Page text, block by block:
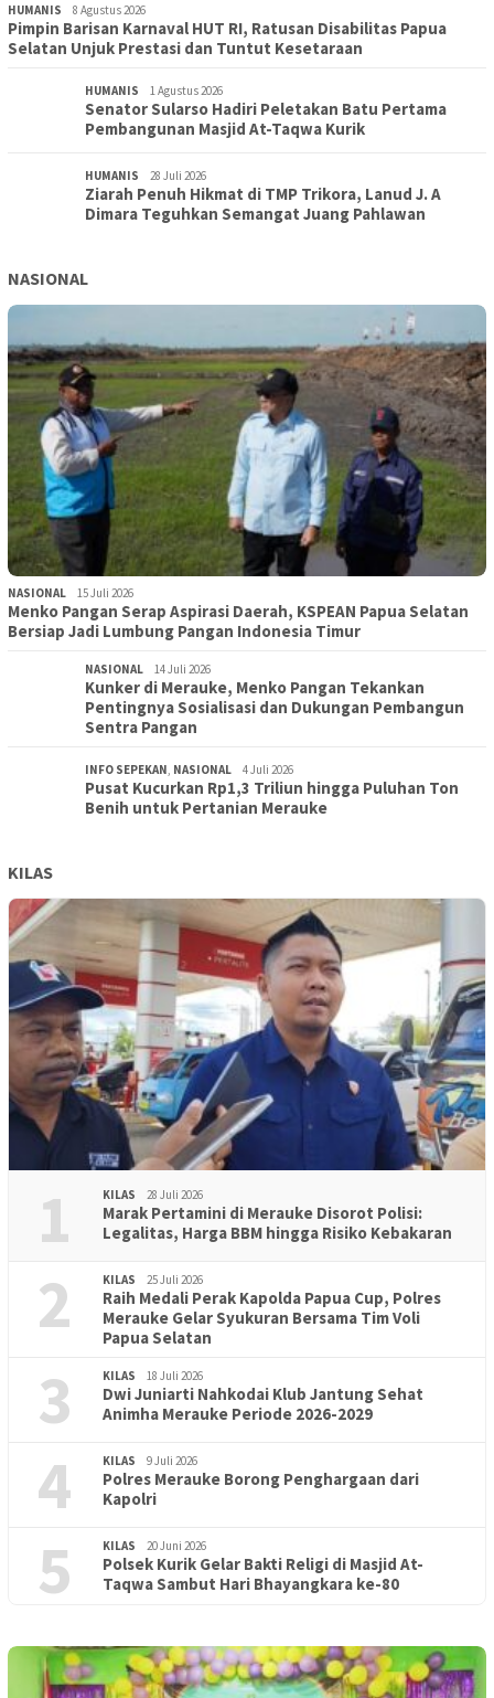
HUMANIS 8 Agustus 2026
Pimpin Barisan Karnaval HUT RI, Ratusan Disabilitas Papua
Selatan Unjuk Prestasi dan Tuntut Kesetaraan
HUMANIS 1 Agustus 2026
Senator Sularso Hadiri Peletakan Batu Pertama
Pembangunan Masjid At-Taqwa Kurik
HUMANIS 28 Juli 2026
Ziarah Penuh Hikmat di TMP Trikora, Lanud J. A
Dimara Teguhkan Semangat Juang Pahlawan
NASIONAL
NASIONAL 15 Juli 2026
Menko Pangan Serap Aspirasi Daerah, KSPEAN Papua Selatan
Bersiap Jadi Lumbung Pangan Indonesia Timur
NASIONAL 14 Juli 2026
Kunker di Merauke, Menko Pangan Tekankan
Pentingnya Sosialisasi dan Dukungan Pembangun
Sentra Pangan
INFO SEPEKAN NASIONAL 4 Juli 2026
Pusat Kucurkan Rp1,3 Triliun hingga Puluhan Ton
Benih untuk Pertanian Merauke
KILAS
1 KILAS 28 Juli 2026
Marak Pertamini di Merauke Disorot Polisi:
Legalitas, Harga BBM hingga Risiko Kebakaran
2 KILAS 25 Juli 2026
Raih Medali Perak Kapolda Papua Cup, Polres
Merauke Gelar Syukuran Bersama Tim Voli
Papua Selatan
3 KILAS 18 Juli 2026
Dwi Juniarti Nahkodai Klub Jantung Sehat
Animha Merauke Periode 2026-2029
4 KILAS 9 Juli 2026
Polres Merauke Borong Penghargaan dari
Kapolri
5 KILAS 20 Juni 2026
Polsek Kurik Gelar Bakti Religi di Masjid At-
Taqwa Sambut Hari Bhayangkara ke-80